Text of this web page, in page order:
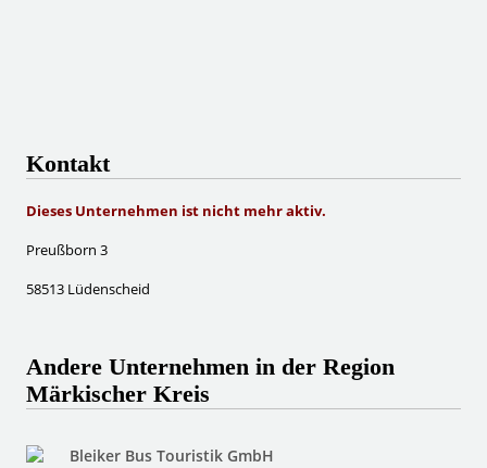
Kontakt
Dieses Unternehmen ist nicht mehr aktiv.
Preußborn 3
58513 Lüdenscheid
Andere Unternehmen in der Region
Märkischer Kreis
Bleiker Bus Touristik GmbH